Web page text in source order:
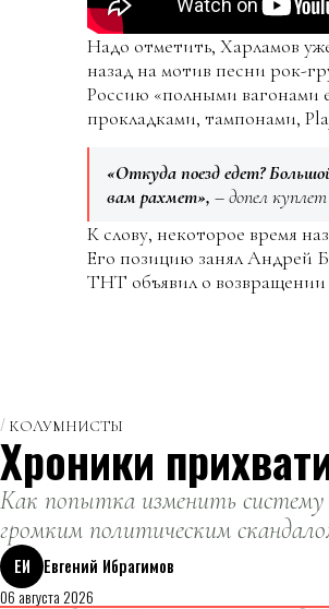
Надо отметить, Харламов
назад на мотив песни рок-
Россию «полными вагонами
прокладками, тампонами,
«Откуда поезд едет?
вам рахмет», – допел
К слову, некоторое время
Его позицию занял Андрей
ТНТ объявил о возвращении
КОЛУМНИСТЫ
Хроники
Как попытка изменить систему
громким политическим
ЕИ
Евгений Ибрагимов
06 августа 2026